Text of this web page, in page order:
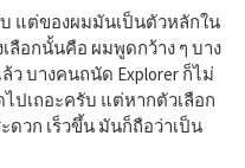
บ แต่ของผมมันเป็นตัวหลักใน
ลือกนั้นคือ ผมพูดกว้าง ๆ บาง
บางคนถนัด Explorer ก็ไม่
ปเถอะครับ แต่หากตัวเลือก
วก เร็วขึ้น มันก็ถือว่าเป็น